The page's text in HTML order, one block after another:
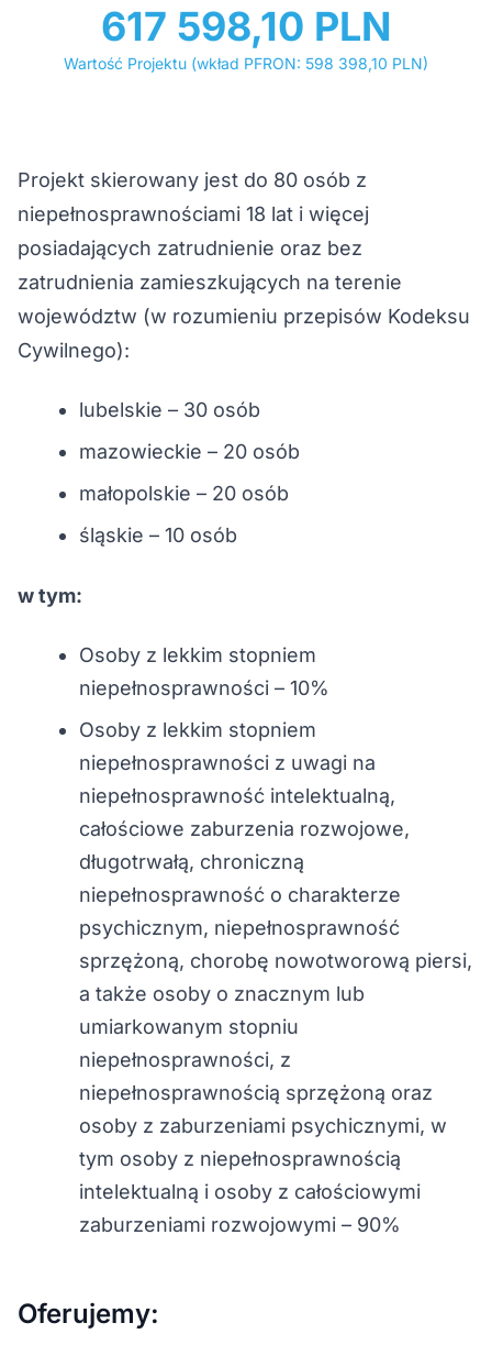
617 598,10 PLN
Wartość Projektu (wkład PFRON: 598 398,10 PLN)
Projekt skierowany jest do 80 osób z
niepełnosprawnościami 18 lat i więcej
posiadających zatrudnienie oraz bez
zatrudnienia zamieszkujących na terenie
województw (w rozumieniu przepisów Kodeksu
Cywilnego):
lubelskie – 30 osób
mazowieckie – 20 osób
małopolskie – 20 osób
śląskie – 10 osób
w tym:
Osoby z lekkim stopniem
niepełnosprawności – 10%
Osoby z lekkim stopniem
niepełnosprawności z uwagi na
niepełnosprawność intelektualną,
całościowe zaburzenia rozwojowe,
długotrwałą, chroniczną
niepełnosprawność o charakterze
psychicznym, niepełnosprawność
sprzężoną, chorobę nowotworową piersi,
a także osoby o znacznym lub
umiarkowanym stopniu
niepełnosprawności, z
niepełnosprawnością sprzężoną oraz
osoby z zaburzeniami psychicznymi, w
tym osoby z niepełnosprawnością
intelektualną i osoby z całościowymi
zaburzeniami rozwojowymi – 90%
Oferujemy: